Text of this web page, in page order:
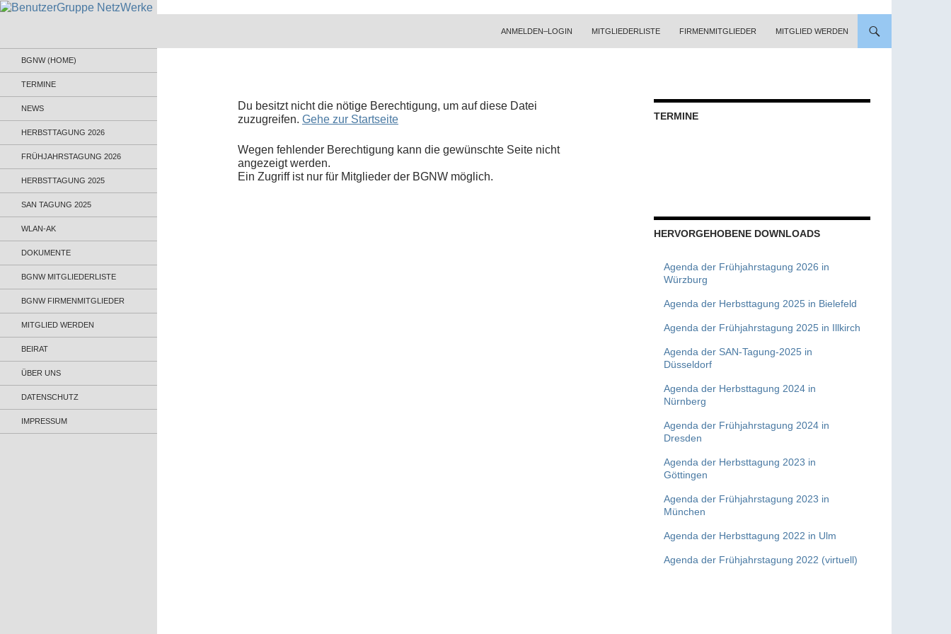
ANMELDEN–LOGIN
MITGLIEDERLISTE FIRMENMITGLIEDER MITGLIED WERDEN
Du besitzt nicht die nötige Berechtigung, um auf diese Datei
zuzugreifen. Gehe zur Startseite
Wegen fehlender Berechtigung kann die gewünschte Seite nicht
angezeigt werden.
Ein Zugriff ist nur für Mitglieder der BGNW möglich.
TERMINE
HERVORGEHOBENE DOWNLOADS
Agenda der Frühjahrstagung 2026 in
Würzburg
Agenda der Herbsttagung 2025 in Bielefeld
Agenda der Frühjahrstagung 2025 in Illkirch
Agenda der SAN-Tagung-2025 in
Düsseldorf
Agenda der Herbsttagung 2024 in
Nürnberg
Agenda der Frühjahrstagung 2024 in
Dresden
Agenda der Herbsttagung 2023 in
Göttingen
Agenda der Frühjahrstagung 2023 in
München
Agenda der Herbsttagung 2022 in Ulm
Agenda der Frühjahrstagung 2022 (virtuell)
Administratoren und Anwender
BGNW (HOME)
TERMINE
NEWS
HERBSTTAGUNG 2026
FRÜHJAHRSTAGUNG 2026
HERBSTTAGUNG 2025
SAN TAGUNG 2025
WLAN-AK
DOKUMENTE
BGNW MITGLIEDERLISTE
BGNW FIRMENMITGLIEDER
MITGLIED WERDEN
BEIRAT
ÜBER UNS
DATENSCHUTZ
IMPRESSUM